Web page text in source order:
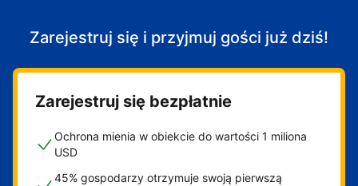
Zarejestruj się i przyjmuj gości już dziś!
Zarejestruj się bezpłatnie
Ochrona mienia w obiekcie do wartości 1 miliona
USD
45% gospodarzy otrzymuje swoją pierwszą